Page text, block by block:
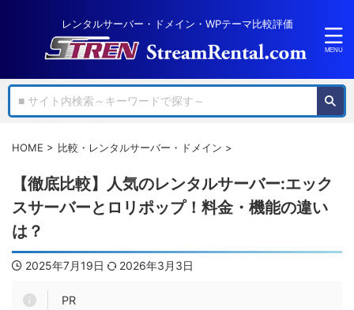
レンタルサーバー・ドメイン・WPテーマ比較評価
HOME > 比較・レンタルサーバー・ドメイン >
【徹底比較】人気のレンタルサーバー:エック
スサーバーとロリポップ！料金・機能の違い
は？
2025年7月19日 2026年3月3日
PR